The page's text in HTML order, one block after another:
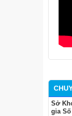
Sở
gia